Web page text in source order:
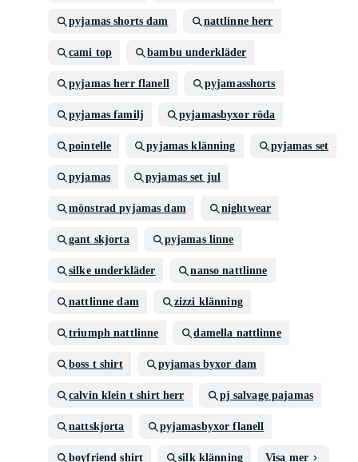
pyjamas shorts dam nattlinne herr
cami top bambu underkläder
pyjamas herr flanell pyjamasshorts
pyjamas familj pyjamasbyxor röda
pointelle pyjamas klänning pyjamas set
pyjamas pyjamas set jul
mönstrad pyjamas dam nightwear
gant skjorta pyjamas linne
silke underkläder nanso nattlinne
nattlinne dam zizzi klänning
triumph nattlinne damella nattlinne
boss t shirt pyjamas byxor dam
calvin klein t shirt herr pj salvage pajamas
nattskjorta pyjamasbyxor flanell
boyfriend shirt silk klänning Visa mer